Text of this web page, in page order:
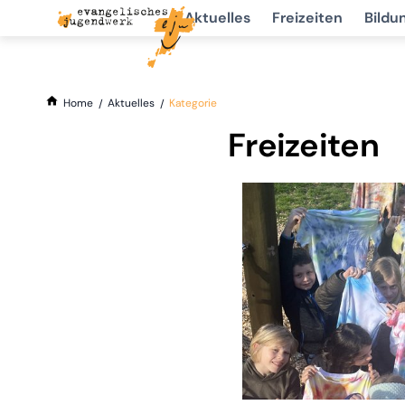
Aktuelles Freizeiten
Home Aktuelles Kategorie
Freizeiten